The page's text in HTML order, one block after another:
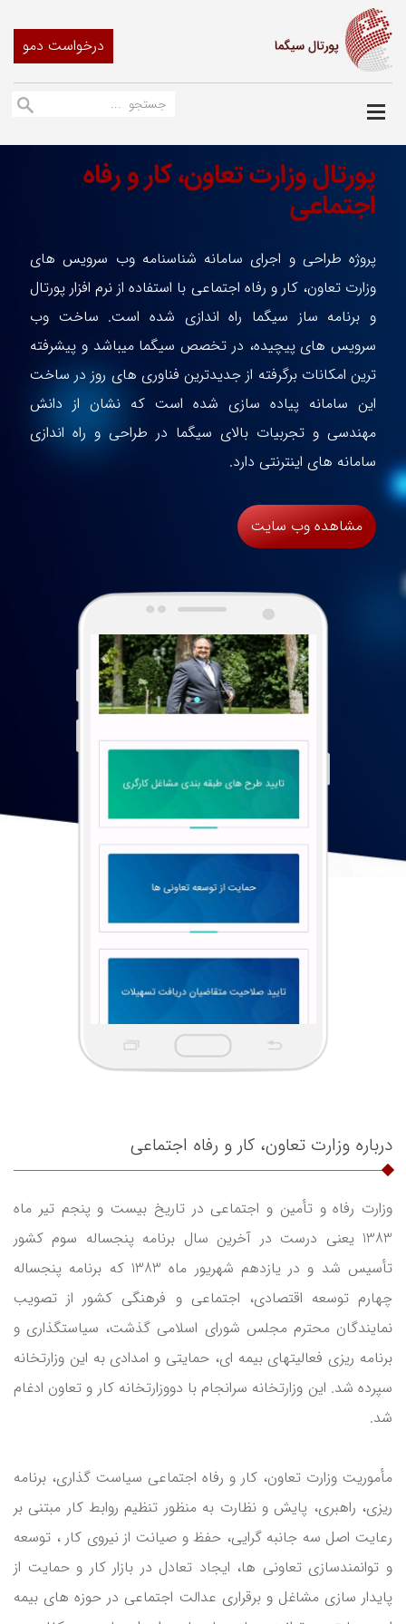
درخواست دمو
پورتال وزارت تعاون، کار و رفاه
اجتماعی
پروژه طراحی و اجرای سامانه شناسنامه وب سرویس های
وزارت تعاون، کار و رفاه اجتماعی با استفاده از نرم افزار پورتال
و برنامه ساز سیگما راه اندازی شده است. ساخت وب
سرویس های پیچیده، در تخصص سیگما میباشد و پیشرفته
ترین امکانات برگرفته از جدیدترین فناوری های روز در ساخت
این سامانه پیاده سازی شده است که نشان از دانش
مهندسی و تجربیات بالای سیگما در طراحی و راه اندازی
سامانه های اینترنتی دارد.
مشاهده وب سایت
درباره وزارت تعاون، کار و رفاه اجتماعی
وزارت رفاه و تأمین و اجتماعی در تاریخ بیست و پنجم تیر ماه
1383 یعنی درست در آخرین سال برنامه پنجساله سوم کشور
تأسیس شد و در یازدهم شهریور ماه 1383 که برنامه پنجساله
چهارم توسعه اقتصادی، اجتماعی و فرهنگی کشور از تصویب
نمایندگان محترم مجلس شورای اسلامی گذشت، سیاستگذاری و
برنامه ریزی فعالیتهای بیمه ای، حمایتی و امدادی به این وزارتخانه
سپرده شد. این وزارتخانه سرانجام با دووزارتخانه کار و تعاون ادغام
شد.
مأموریت وزارت تعاون، کار و رفاه اجتماعی سیاست گذاری، برنامه
ریزی، راهبری، پایش و نظارت به منظور تنظیم روابط کار مبتنی بر
رعایت اصل سه جانبه گرایی، حفظ و صیانت از نیروی کار ، توسعه
و توانمندسازی تعاونی ها، ایجاد تعادل در بازار کار و حمایت از
پایدار سازی مشاغل و برقراری عدالت اجتماعی در حوزه های بیمه